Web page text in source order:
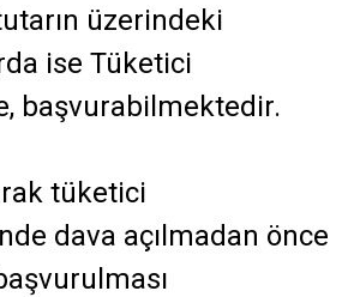
üzerindeki
ise Tüketici
başvurabilmektedir.
tüketici
dava açılmadan önce